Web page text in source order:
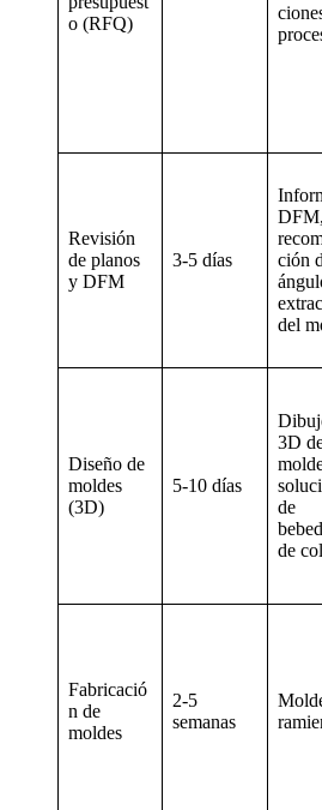
o (RFQ)
Revisión
de planos
y DFM
3-5 días
DFM,
ción
del
Diseño de
moldes
(3D)
5-10 días
3D
de
de
Fabricació
n de
moldes
2-5
semanas